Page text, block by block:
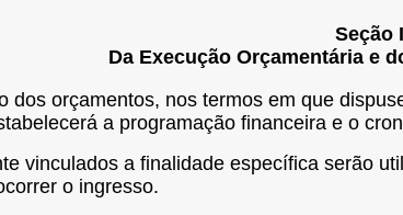
Seção
Da Execução Orçamentária e
dos orçamentos, nos termos em que
a programação financeira e o
vinculados a finalidade específica serão
o ingresso.